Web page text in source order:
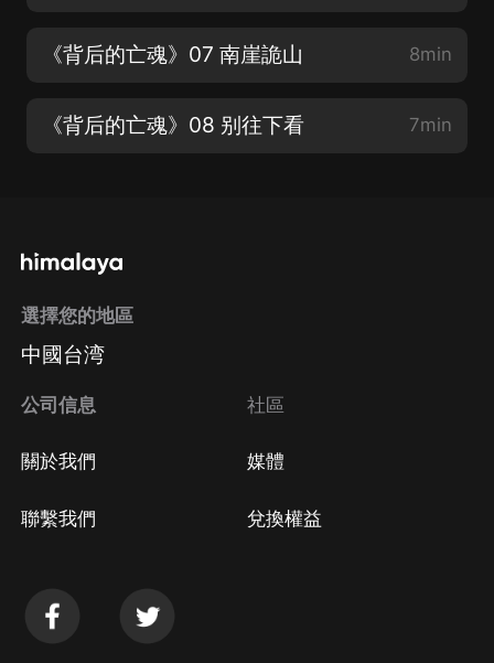
《背后的亡魂》07 南崖詭山 8min
《背后的亡魂》08 别往下看 7min
選擇您的地區
中國台湾
公司信息
關於我們
聯繫我們
社區
媒體
兌換權益